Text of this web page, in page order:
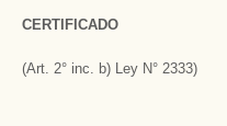
CERTIFICADO
(Art. 2° inc. b) Ley N° 2333)